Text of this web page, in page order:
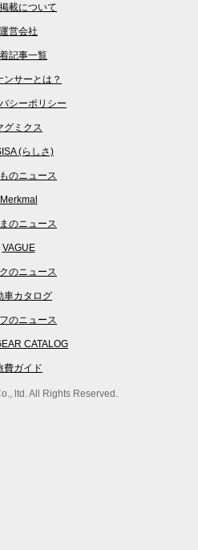
載について
運営会社
記事一覧
ンサーとは？
シーポリシー
グミクス
(らしさ)
のニュース
Merkmal
のニュース
VAGUE
のニュース
車カタログ
のニュース
CATALOG
費ガイド
ltd. All Rights Reserved.